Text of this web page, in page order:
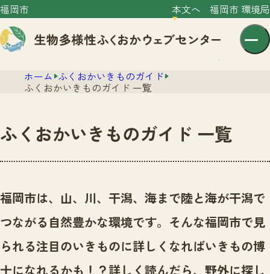
福岡市 本文へ 福岡市 環境局
センター紹介
センター紹介TOP
サイトポリシー
プライバシーポリシー
ニュースTOP
市の取組み
いきものガイド
いきものガイドTOP
イベント
ホーム ふくおかいきものガイド
ふくおかいきものガイド 一覧
ふくおかいきものガイド 一覧
福岡市は、山、川、干潟、海まで陸と海が干潟で
つながる自然豊かな環境です。 そんな福岡市で見
られる注目のいきものに詳しくなればいきもの博
士になれるかも！？詳しく読んだら、野外に探し